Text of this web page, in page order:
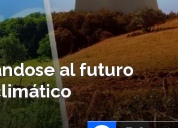
al futuro
X
Facebook